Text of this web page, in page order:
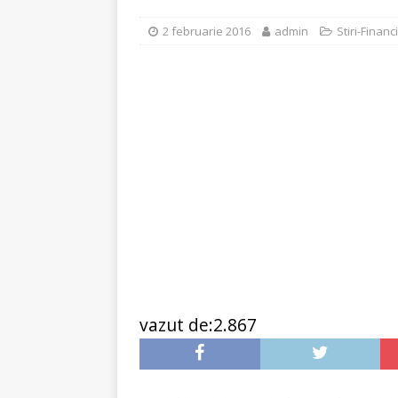
[ 6 ianuarie 2025 ]
2 februarie 2016 admin Stiri-
vazut de:2.867